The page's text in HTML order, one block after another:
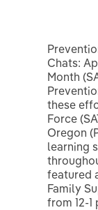
Chats:
Month
these
Force
Oregon
learning
featured
Family
from 12-1